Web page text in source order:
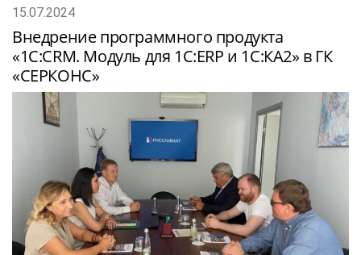
15.07.2024
Внедрение программного продукта
«1С:CRM. Модуль для 1С:ERP и 1С:КА2» в ГК
«СЕРКОНС»